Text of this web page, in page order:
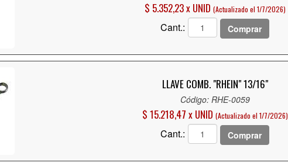
$ 5.352,23 x UNID (Actualizado el 1/7/2026)
Cant.: Comprar
LLAVE COMB. "RHEIN" 13/16"
Código: RHE-0059
$ 15.218,47 x UNID (Actualizado el 1/7/2026)
Cant.: Comprar